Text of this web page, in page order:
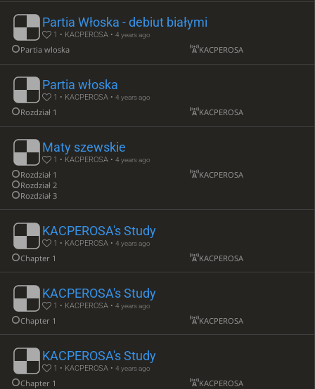
Partia Włoska - debiut białymi
1 • KACPEROSA •4 years ago
Partia wloska KACPEROSA
Partia włoska
1 • KACPEROSA •4 years ago
Rozdział 1 KACPEROSA
Maty szewskie
1 • KACPEROSA •4 years ago
Rozdział 1
Rozdział 2
Rozdział 3
KACPEROSA
KACPEROSA's Study
1 • KACPEROSA •4 years ago
Chapter 1 KACPEROSA
KACPEROSA's Study
1 • KACPEROSA •4 years ago
Chapter 1 KACPEROSA
KACPEROSA's Study
1 • KACPEROSA •4 years ago
Chapter 1 KACPEROSA